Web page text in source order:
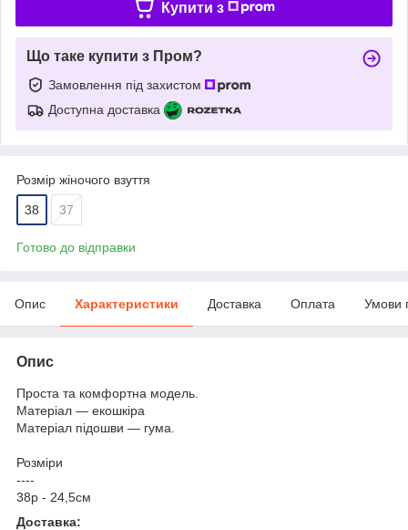
Купити з
Що таке купити з Пром?
Замовлення під захистом
Доступна доставка
Розмір жіночого взуття
38 37
Готово до відправки
Опис Характеристики Доставка Оплата Умови
Опис
Проста та комфортна модель.
Матеріал — екошкіра
Матеріал підошви — гума.
Розміри
----
38р - 24,5см
Доставка: